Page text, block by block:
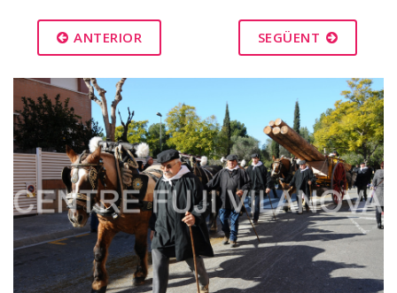
ANTERIOR SEGÜENT